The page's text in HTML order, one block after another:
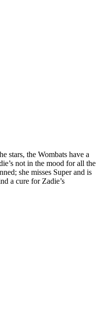
stars, the Wombats have a
not in the mood for all the
she misses Super and is
a cure for Zadie’s